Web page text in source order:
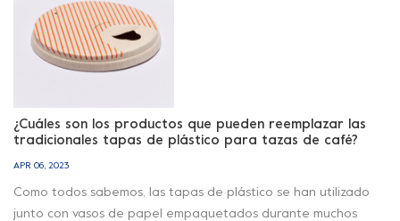
apoyar tu causa respetando el comportamiento del
consumidor. En la actualidad, el concepto de usar tapas de
plástico tradicionales sigue siendo dominante y el mercado
mercado global, especialmente en guiar a los consumidores a
usar tapas de papel como la mejor opción para vasos.
Siempre estamos en el camino.
¿Cuáles son los productos que pueden reemplazar las
tradicionales tapas de plástico para tazas de café?
APR 06, 2023
Como todos sabemos, las tapas de plástico se han utilizado
junto con vasos de papel empaquetados durante muchos